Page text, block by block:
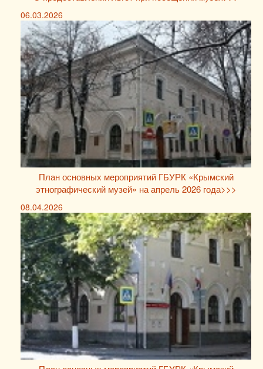
06.03.2026
План основных мероприятий ГБУРК «Крымский
этнографический музей» на апрель 2026 года>>>
08.04.2026